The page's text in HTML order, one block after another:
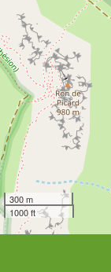
300 m
1000 ft